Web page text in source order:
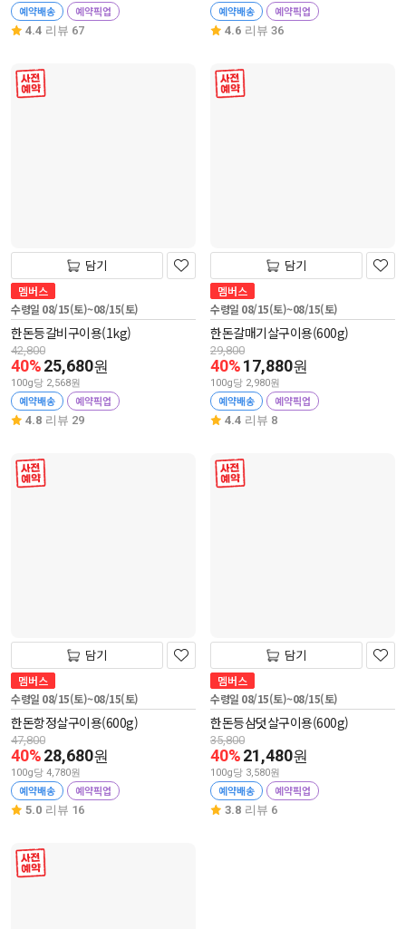
예약배송 예약픽업
4.4 리뷰 67
예약배송 예약픽업
4.6 리뷰 36
담기
멤버스
수령일 08/15(토)~08/15(토)
한돈등갈비구이용(1kg)
42,800
40%25,680원
100g당 2,568원
예약배송 예약픽업
4.8 리뷰 29
담기
멤버스
수령일 08/15(토)~08/15(토)
한돈갈매기살구이용(600g)
29,800
40%17,880원
100g당 2,980원
예약배송 예약픽업
4.4 리뷰 8
담기
멤버스
수령일 08/15(토)~08/15(토)
한돈항정살구이용(600g)
47,800
40%28,680원
100g당 4,780원
예약배송 예약픽업
5.0 리뷰 16
담기
멤버스
수령일 08/15(토)~08/15(토)
한돈등삼덧살구이용(600g)
35,800
40%21,480원
100g당 3,580원
예약배송 예약픽업
3.8 리뷰 6